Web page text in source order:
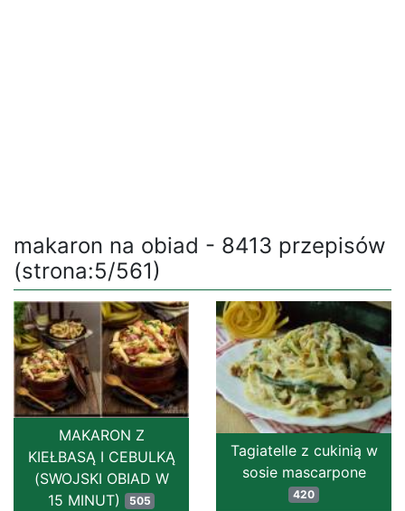
makaron na obiad - 8413 przepisów
(strona:5/561)
MAKARON Z
KIEŁBASĄ I CEBULKĄ
(SWOJSKI OBIAD W
15 MINUT)
505
Tagiatelle z cukinią w
sosie mascarpone
420